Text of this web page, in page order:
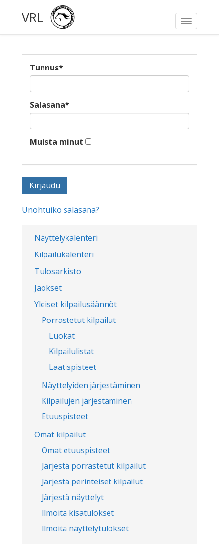
Toggle
VRL
Näyttelykalenteri
Kilpailukalenteri
Tulosarkisto
Jaokset
Yleiset kilpailusäännöt
Porrastetut kilpailut
Luokat
Kilpailulistat
Laatispisteet
Näyttelyiden järjestäminen
Kilpailujen järjestäminen
Etuuspisteet
Omat kilpailut
Omat etuuspisteet
Järjestä porrastetut kilpailut
Järjestä perinteiset kilpailut
Järjestä näyttelyt
Ilmoita kisatulokset
Ilmoita näyttelytulokset
Tunnus*
Salasana*
Muista minut
Unohtuiko salasana?